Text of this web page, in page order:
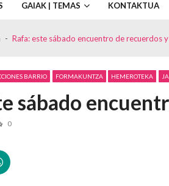
GAIAK | TEMAS KONTAKTUA
Rafa: este sábado encuentro de recuerdos
BARRIO FORMAKUNTZA HEMEROTEKA
sábado
0